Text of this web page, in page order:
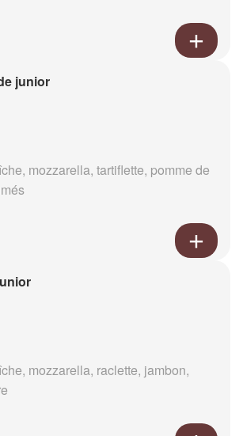
junior
mozzarella, tartiflette, pomme de
mozzarella, raclette, jambon,